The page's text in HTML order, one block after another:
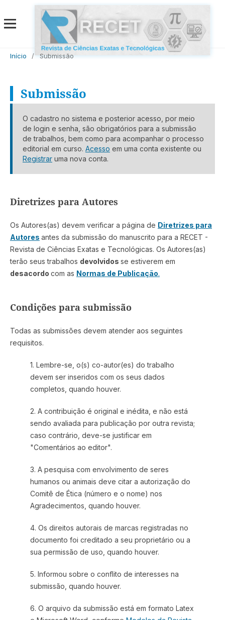
Início / Submissão
Submissão
O cadastro no sistema e posterior acesso, por meio
de login e senha, são obrigatórios para a submissão
de trabalhos, bem como para acompanhar o processo
editorial em curso. Acesso em uma conta existente ou
Registraruma nova conta.
Diretrizes para Autores
Os Autores(as) devem verificar a página de Diretrizes para
Autores antes da submissão do manuscrito para a RECET -
Revista de Ciências Exatas e Tecnológicas. Os Autores(as)
terão seus trabalhos devolvidos se estiverem em
desacordo com as Normas de Publicação.
Condições para submissão
Todas as submissões devem atender aos seguintes
requisitos.
1. Lembre-se, o(s) co-autor(es) do trabalho
devem ser inseridos com os seus dados
completos, quando houver.
2. A contribuição é original e inédita, e não está
sendo avaliada para publicação por outra revista;
caso contrário, deve-se justificar em
"Comentários ao editor".
3. A pesquisa com envolvimento de seres
humanos ou animais deve citar a autorização do
Comitê de Ética (número e o nome) nos
Agradecimentos, quando houver.
4. Os direitos autorais de marcas registradas no
documento foi creditado a seu proprietário ou a
sua permissão de uso, quando houver.
5. Informou sobre o conflito de interesses na
submissão, quando houver.
6. O arquivo da submissão está em formato Latex